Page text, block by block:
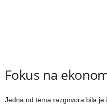
Fokus na
Jedna od tema razgovora bila